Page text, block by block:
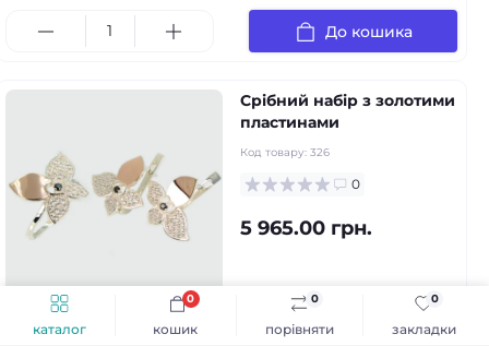
каталог порівняти
0
закладки
0
кошик
0
До кошика
в наявності
Срібний набір з золотими
пластинами
Код товару: 326
0
5 965.00 грн.